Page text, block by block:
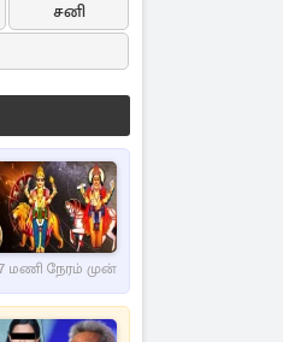
சனி
மணி நேரம் முன்